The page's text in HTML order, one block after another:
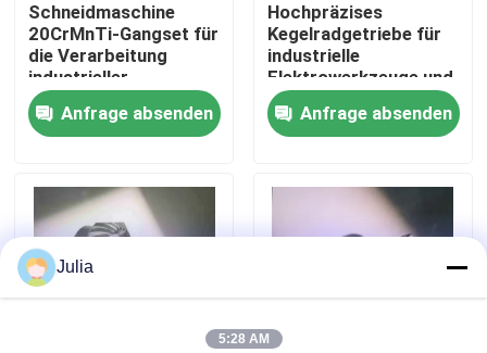
Qualitätskontrolle
Kontakt mit uns
Neuigkeiten
Fälle
Schneidmaschine
20CrMnTi-Gangset für
die Verarbeitung
industrieller
Materialien
Anfrage absenden
Hochpräzises
Kegelradgetriebe für
industrielle
Elektrowerkzeuge und
Maschinen
Anfrage absenden
Julia
5:28 AM